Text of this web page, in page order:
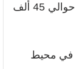
مأهولة بالإنسان العاقل الأول منذ حوالي 45 ألف
في محيط